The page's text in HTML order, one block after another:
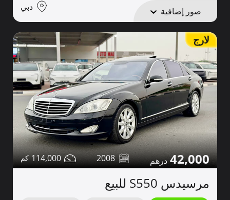
صور إضافية دبي
لارج
42,000
2008
114,000
مرسيدس S550 للبيع